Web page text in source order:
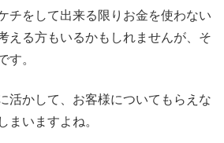
チをして出来る限りお金を使わない
える方もいるかもしれませんが、そ
す。
活かして、お客様についてもらえな
まいますよね。